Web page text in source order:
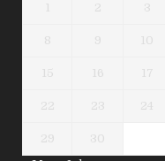
1 2 3
8 9 10
15 16 17
22 23 24
29
30